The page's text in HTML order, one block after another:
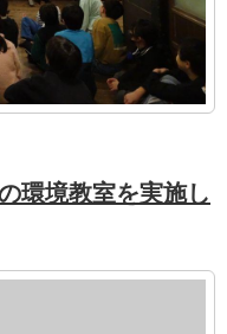
環境教室を実施し